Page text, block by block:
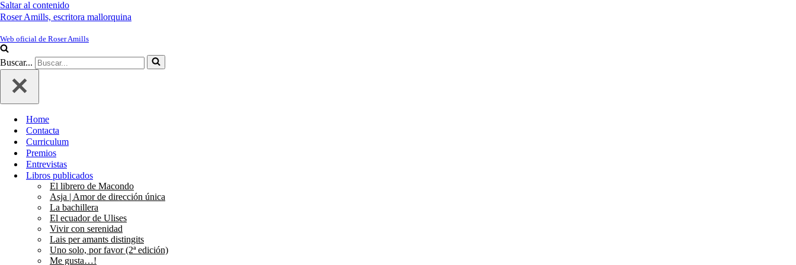
Saltar al contenido
Roser Amills, escritora mallorquina
Web oficial de Roser Amills
Buscar...
Home
Contacta
Curriculum
Premios
Entrevistas
Libros publicados
El librero de Macondo
Asja | Amor de dirección única
La bachillera
El ecuador de Ulises
Vivir con serenidad
Lais per amants distingits
Uno solo, por favor (2ª edición)
Me gusta…!